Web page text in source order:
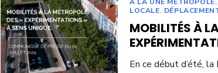
LOCALE,
MOBILITÉS À
En ce début d’été,